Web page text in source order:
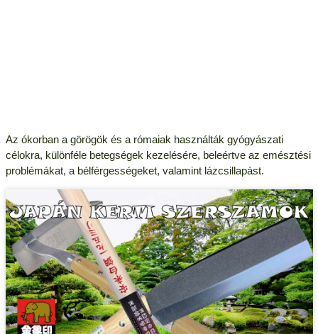
Az ókorban a görögök és a rómaiak használták gyógyászati
célokra, különféle betegségek kezelésére, beleértve az emésztési
problémákat, a bélférgességeket, valamint lázcsillapást.